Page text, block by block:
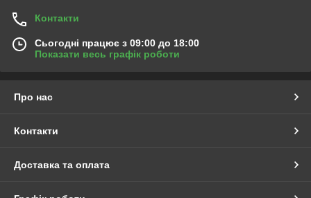
Контакти
Сьогодні працює з 09:00 до 18:00
Показати весь графік роботи
Про нас
Контакти
Доставка та оплата